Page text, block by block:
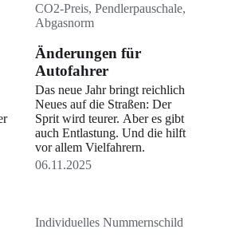
CO2-Preis, Pendlerpauschale,
Abgasnorm
Änderungen für
Autofahrer
Das neue Jahr bringt reichlich
Neues auf die Straßen: Der
Sprit wird teurer. Aber es gibt
auch Entlastung. Und die hilft
vor allem Vielfahrern.
06.11.2025
Individuelles Nummernschild